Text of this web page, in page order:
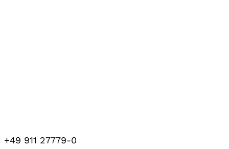
+49 911 27779-0